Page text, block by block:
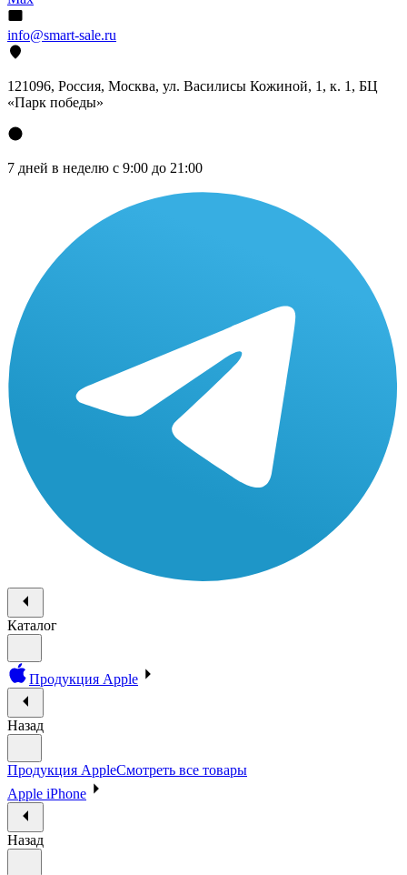
info@smart-sale.ru
121096, Россия, Москва, ул. Василисы Кожиной, 1, к. 1, БЦ
«Парк победы»
7 дней в неделю с 9:00 до 21:00
Каталог
Продукция Apple
Назад
Продукция AppleСмотреть все товары
Apple iPhone
Назад